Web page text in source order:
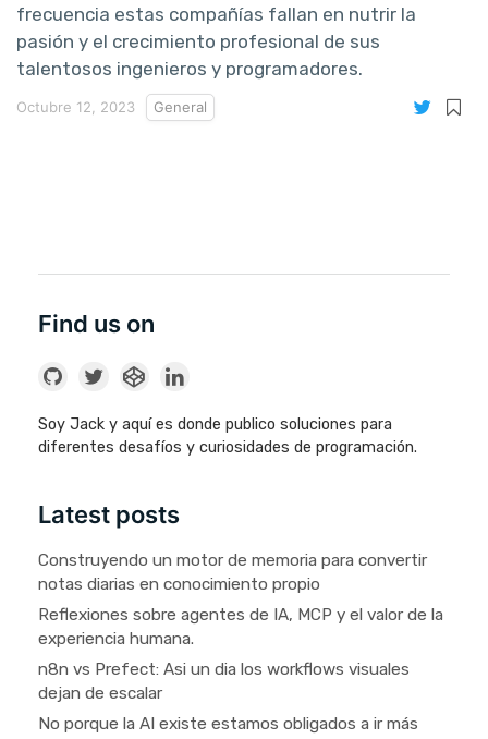
frecuencia estas compañías fallan en nutrir la
pasión y el crecimiento profesional de sus
talentosos ingenieros y programadores.
Octubre 12, 2023 General
Find us on
Soy Jack y aquí es donde publico soluciones para
diferentes desafíos y curiosidades de programación.
Latest posts
Construyendo un motor de memoria para convertir
notas diarias en conocimiento propio
Reflexiones sobre agentes de IA, MCP y el valor de la
experiencia humana.
n8n vs Prefect: Asi un dia los workflows visuales
dejan de escalar
No porque la AI existe estamos obligados a ir más